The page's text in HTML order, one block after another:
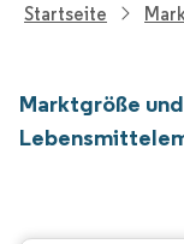
Startseite
Marktgröße